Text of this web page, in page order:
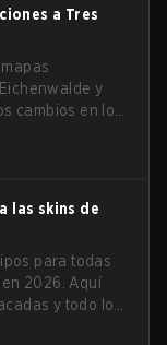
a Tres
y
cambios en los
las skins de
para todas
2026. Aquí
y todo lo